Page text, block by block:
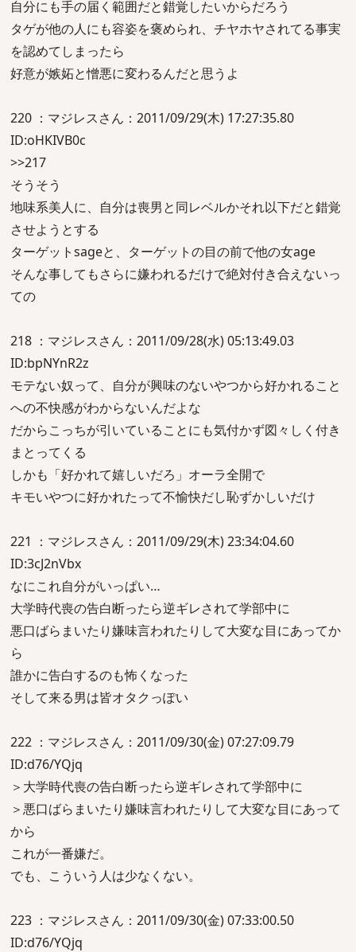
自分にも手の届く範囲だと錯覚したいからだろう
タゲが他の人にも容姿を褒められ、チヤホヤされてる事実
を認めてしまったら
好意が嫉妬と憎悪に変わるんだと思うよ
220 ：マジレスさん：2011/09/29(木) 17:27:35.80
ID:oHKIVB0c
>>217
そうそう
地味系美人に、自分は喪男と同レベルかそれ以下だと錯覚
させようとする
ターゲットsageと、ターゲットの目の前で他の女age
そんな事してもさらに嫌われるだけで絶対付き合えないっ
ての
218 ：マジレスさん：2011/09/28(水) 05:13:49.03
ID:bpNYnR2z
モテない奴って、自分が興味のないやつから好かれること
への不快感がわからないんだよな
だからこっちが引いていることにも気付かず図々しく付き
まとってくる
しかも「好かれて嬉しいだろ」オーラ全開で
キモいやつに好かれたって不愉快だし恥ずかしいだけ
221 ：マジレスさん：2011/09/29(木) 23:34:04.60
ID:3cJ2nVbx
なにこれ自分がいっぱい…
大学時代喪の告白断ったら逆ギレされて学部中に
悪口ばらまいたり嫌味言われたりして大変な目にあってか
ら
誰かに告白するのも怖くなった
そして来る男は皆オタクっぽい
222 ：マジレスさん：2011/09/30(金) 07:27:09.79
ID:d76/YQjq
＞大学時代喪の告白断ったら逆ギレされて学部中に
＞悪口ばらまいたり嫌味言われたりして大変な目にあって
から
これが一番嫌だ。
でも、こういう人は少なくない。
223 ：マジレスさん：2011/09/30(金) 07:33:00.50
ID:d76/YQjq